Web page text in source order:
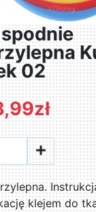
02
klejem do